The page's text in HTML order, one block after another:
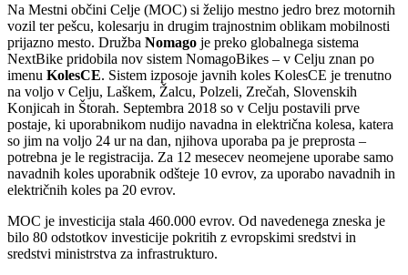
Na Mestni občini Celje (MOC) si želijo mestno jedro brez motornih
vozil ter pešcu, kolesarju in drugim trajnostnim oblikam mobilnosti
prijazno mesto. Družba Nomago je preko globalnega sistema
NextBike pridobila nov sistem NomagoBikes – v Celju znan po
imenu KolesCE. Sistem izposoje javnih koles KolesCE je trenutno
na voljo v Celju, Laškem, Žalcu, Polzeli, Zrečah, Slovenskih
Konjicah in Štorah. Septembra 2018 so v Celju postavili prve
postaje, ki uporabnikom nudijo navadna in električna kolesa, katera
so jim na voljo 24 ur na dan, njihova uporaba pa je preprosta –
potrebna je le registracija. Za 12 mesecev neomejene uporabe samo
navadnih koles uporabnik odšteje 10 evrov, za uporabo navadnih in
električnih koles pa 20 evrov.
MOC je investicija stala 460.000 evrov. Od navedenega zneska je
bilo 80 odstotkov investicije pokritih z evropskimi sredstvi in
sredstvi ministrstva za infrastrukturo.